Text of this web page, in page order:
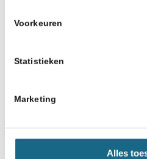
Voorkeuren
Statistieken
Marketing
Alles